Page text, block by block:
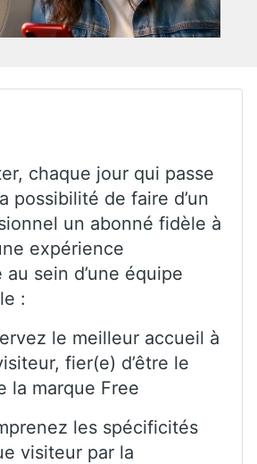
chaque jour qui passe
possibilité de faire d’un
un abonné fidèle à
expérience
sein d’une équipe
:
le meilleur accueil à
fier(e) d’être le
la marque Free
les spécificités
visiteur par la